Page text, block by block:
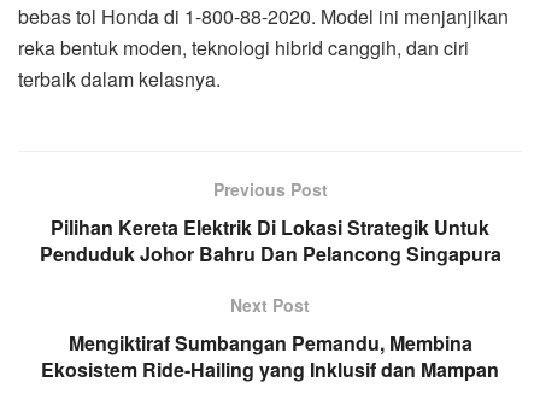
bebas tol Honda di 1-800-88-2020. Model ini menjanjikan
reka bentuk moden, teknologi hibrid canggih, dan ciri
terbaik dalam kelasnya.
Previous Post
Pilihan Kereta Elektrik Di Lokasi Strategik Untuk
Penduduk Johor Bahru Dan Pelancong Singapura
Next Post
Mengiktiraf Sumbangan Pemandu, Membina
Ekosistem Ride-Hailing yang Inklusif dan Mampan